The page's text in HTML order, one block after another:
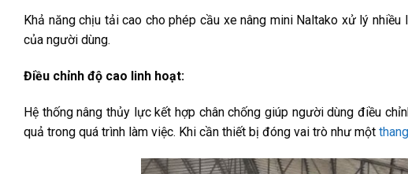
Khả năng chịu tải cao cho phép cầu xe nâng mini Naltako xử lý
của người dùng.
Điều chỉnh độ cao linh hoạt:
Hệ thống nâng thủy lực kết hợp chân chống giúp người dùng điều
quả trong quá trình làm việc. Khi cần thiết bị đóng vai trò như một